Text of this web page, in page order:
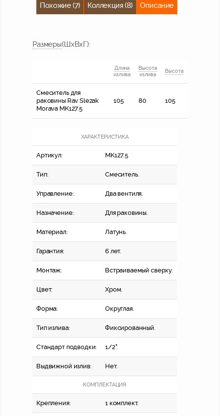
Похожие (7) Коллекция (8) Описание
Размеры(ШхВхГ):
Длина
излива
Высота
излива
Высота
Смеситель для
раковины Rav Slezak
Morava MK127.5
105 80 105
ХАРАКТЕРИСТИКА
Артикул: MK127.5
Тип: Смеситель.
Управление: Два вентиля.
Назначение: Для раковины.
Материал: Латунь.
Гарантия: 6 лет.
Монтаж: Встраиваемый сверху.
Цвет: Хром.
Форма: Округлая.
Тип излива: Фиксированный.
Стандарт подводки: 1/2".
Выдвижной излив: Нет.
КОМПЛЕКТАЦИЯ
Крепления: 1 комплект.